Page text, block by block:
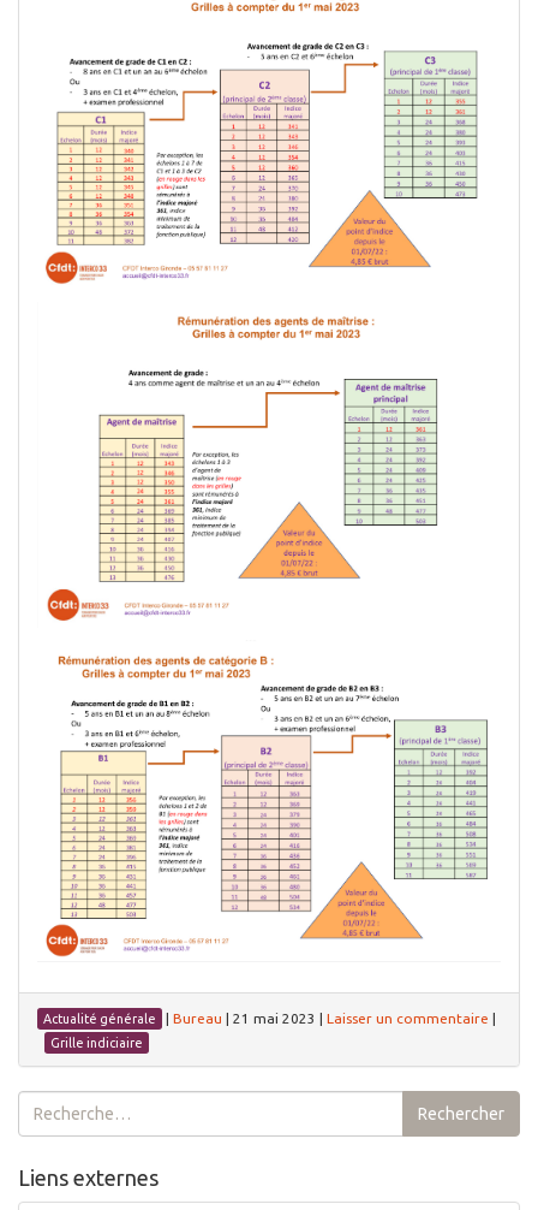
Actualité générale Bureau 21 mai 2023 Laisser un commentaire
Grille indiciaire
Rechercher :
Rechercher
Liens externes